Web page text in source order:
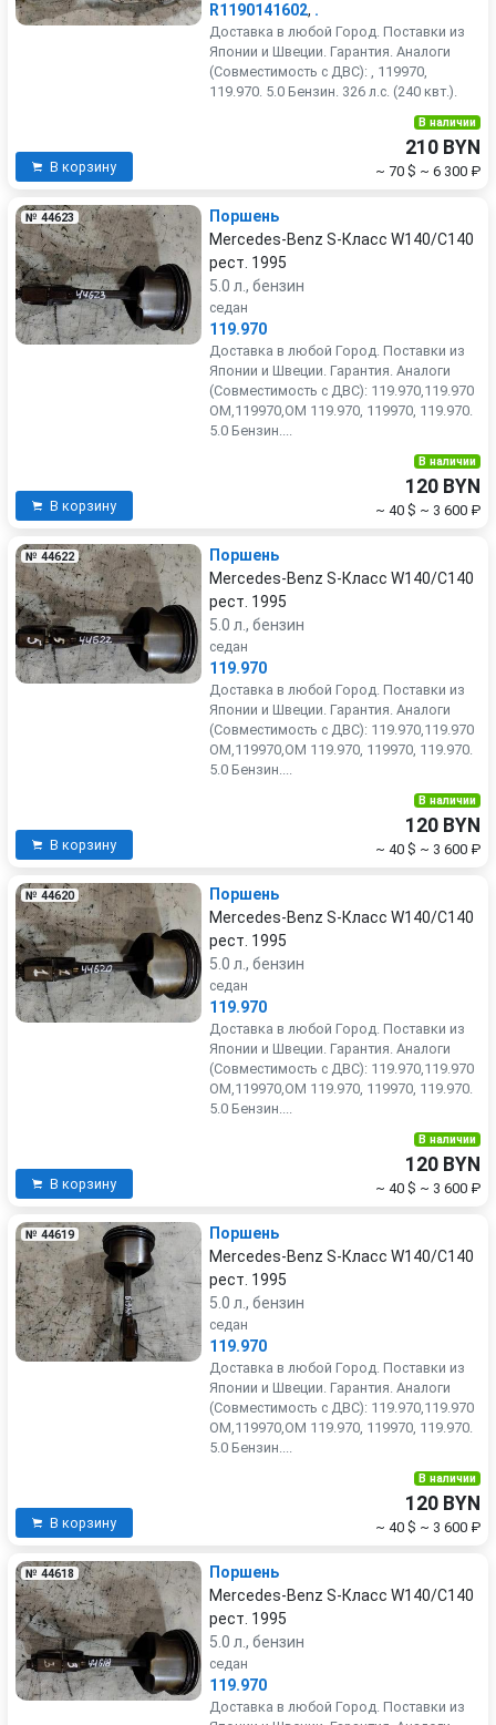
R1190141602, .
Доставка в любой Город. Поставки из
Японии и Швеции. Гарантия. Аналоги
(Совместимость с ДВС): , 119970,
119.970. 5.0 Бензин. 326 л.с. (240 квт.).
В корзину
В наличии
210 BYN
~ 70 $ ~ 6 300 ₽
№ 44623
Поршень
Mercedes-Benz S-Класс W140/C140
рест. 1995
5.0 л., бензин
седан
119.970
Доставка в любой Город. Поставки из
Японии и Швеции. Гарантия. Аналоги
(Совместимость с ДВС): 119.970,119.970
OM,119970,OM 119.970, 119970, 119.970.
5.0 Бензин....
В корзину
В наличии
120 BYN
~ 40 $ ~ 3 600 ₽
№ 44622
Поршень
Mercedes-Benz S-Класс W140/C140
рест. 1995
5.0 л., бензин
седан
119.970
Доставка в любой Город. Поставки из
Японии и Швеции. Гарантия. Аналоги
(Совместимость с ДВС): 119.970,119.970
OM,119970,OM 119.970, 119970, 119.970.
5.0 Бензин....
В корзину
В наличии
120 BYN
~ 40 $ ~ 3 600 ₽
№ 44620
Поршень
Mercedes-Benz S-Класс W140/C140
рест. 1995
5.0 л., бензин
седан
119.970
Доставка в любой Город. Поставки из
Японии и Швеции. Гарантия. Аналоги
(Совместимость с ДВС): 119.970,119.970
OM,119970,OM 119.970, 119970, 119.970.
5.0 Бензин....
В корзину
В наличии
120 BYN
~ 40 $ ~ 3 600 ₽
№ 44619
Поршень
Mercedes-Benz S-Класс W140/C140
рест. 1995
5.0 л., бензин
седан
119.970
Доставка в любой Город. Поставки из
Японии и Швеции. Гарантия. Аналоги
(Совместимость с ДВС): 119.970,119.970
OM,119970,OM 119.970, 119970, 119.970.
5.0 Бензин....
В корзину
В наличии
120 BYN
~ 40 $ ~ 3 600 ₽
№ 44618
Поршень
Mercedes-Benz S-Класс W140/C140
рест. 1995
5.0 л., бензин
седан
119.970
Доставка в любой Город. Поставки из